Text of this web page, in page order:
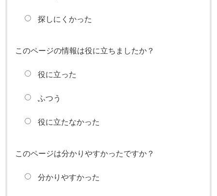
探しにくかった
このページの情報は役に立ちましたか？
役に立った
ふつう
役に立たなかった
このページは分かりやすかったですか？
分かりやすかった